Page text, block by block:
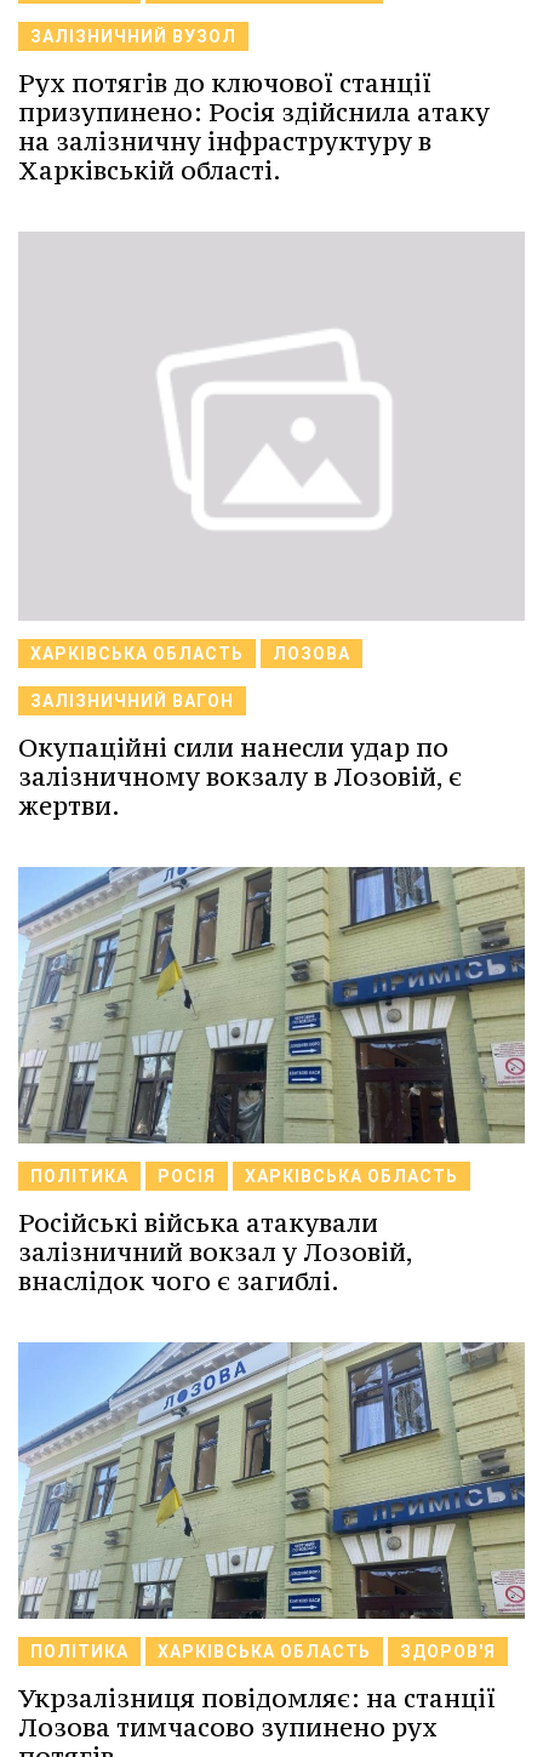
ЗАЛІЗНИЧНИЙ ВУЗОЛ
Рух потягів до ключової станції
призупинено: Росія здійснила атаку
на залізничну інфраструктуру в
Харківській області.
ХАРКІВСЬКА ОБЛАСТЬ ЛОЗОВА
ЗАЛІЗНИЧНИЙ ВАГОН
Окупаційні сили нанесли удар по
залізничному вокзалу в Лозовій, є
жертви.
ПОЛІТИКА РОСІЯ ХАРКІВСЬКА ОБЛАСТЬ
Російські війська атакували
залізничний вокзал у Лозовій,
внаслідок чого є загиблі.
ПОЛІТИКА ХАРКІВСЬКА ОБЛАСТЬ ЗДОРОВ'Я
Укрзалізниця повідомляє: на станції
Лозова тимчасово зупинено рух